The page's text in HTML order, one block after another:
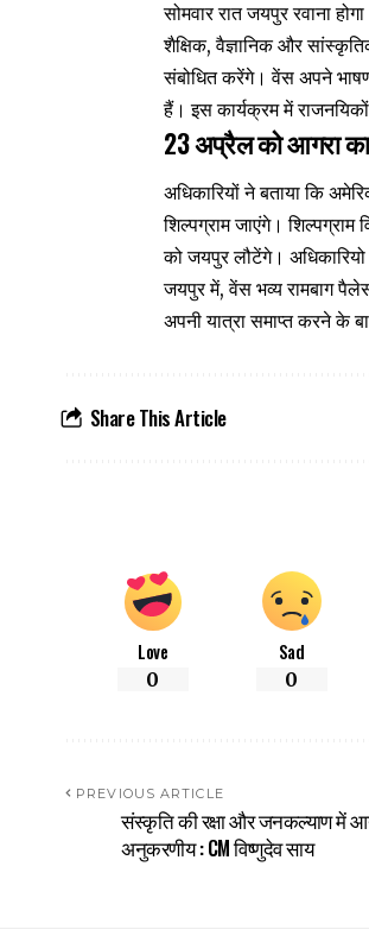
सोमवार रात जयपुर रवाना
शैक्षिक, वैज्ञानिक और
संबोधित करेंगे। वेंस अपने
हैं। इस कार्यक्रम में
23 अप्रैल को आगरा का
अधिकारियों ने बताया कि
शिल्पग्राम जाएंगे।
को जयपुर लौटेंगे।
जयपुर में, वेंस भव्य रामबाग
अपनी यात्रा समाप्त करने के
Share This Article
Love
0
Sad
0
PREVIOUS ARTICLE
संस्कृति की रक्षा और जनकल्याण में
अनुकरणीय : CM विष्णुदेव साय